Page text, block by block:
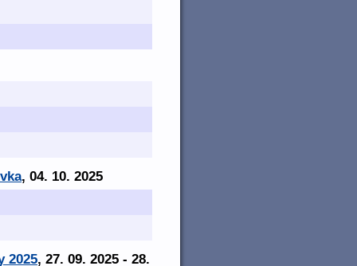
, 04. 10. 2025
2025, 27. 09. 2025 - 28.